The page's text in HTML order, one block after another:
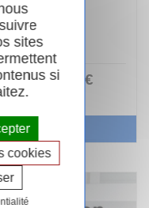
Automatique
24 mois
ou400.00 €
sites
si
cookies